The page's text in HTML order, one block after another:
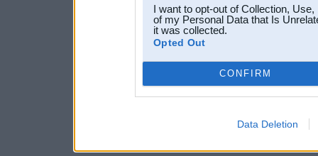
I want to opt-out of Collection,
of my Personal Data that Is
it was collected.
Opted Out
CONFIRM
Data Deletion